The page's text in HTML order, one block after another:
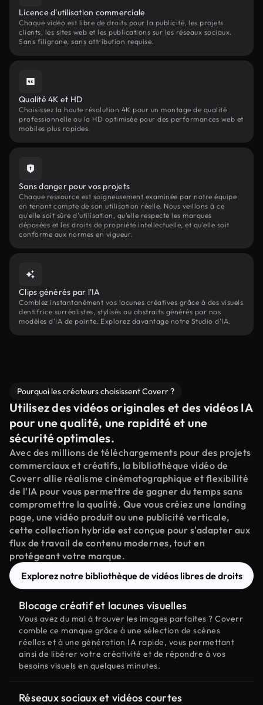
Licence d'utilisation commerciale
Chaque vidéo est libre de droits pour la publicité, les projets
clients, les sites web et les publications sur les réseaux sociaux.
Sans filigrane, sans attribution requise.
Qualité 4K et HD
Choisissez la haute résolution 4K pour un montage de qualité
professionnelle ou la HD optimisée pour des performances web et
mobiles plus rapides.
Sans danger pour vos projets
Chaque ressource est soigneusement examinée par notre équipe
en tenant compte de son utilisation réelle. Nous veillons à ce
qu'elle soit sûre d'utilisation, qu'elle respecte les marques
déposées et les droits de propriété intellectuelle, et qu'elle soit
conforme aux normes en vigueur.
Clips générés par l'IA
Comblez instantanément vos lacunes créatives grâce à des visuels
dentifrice surréalistes, stylisés ou abstraits générés par nos
modèles d'IA de pointe. Explorez davantage notre Studio d'IA.
Pourquoi les créateurs choisissent Coverr ?
Utilisez des vidéos originales et des vidéos IA
pour une qualité, une rapidité et une
sécurité optimales.
Avec des millions de téléchargements pour des projets
commerciaux et créatifs, la bibliothèque vidéo de
Coverr allie réalisme cinématographique et flexibilité
de l'IA pour vous permettre de gagner du temps sans
compromettre la qualité. Que vous créiez une landing
page, une vidéo produit ou une publicité verticale,
cette collection hybride est conçue pour s'adapter aux
flux de travail de contenu modernes, tout en
protégeant votre marque.
Explorez notre bibliothèque de vidéos libres de droits
Blocage créatif et lacunes visuelles
Vous avez du mal à trouver les images parfaites ? Coverr
comble ce manque grâce à une sélection de scènes
réelles et à une génération IA rapide, vous permettant
ainsi de libérer votre créativité et de répondre à vos
besoins visuels en quelques minutes.
Réseaux sociaux et vidéos courtes